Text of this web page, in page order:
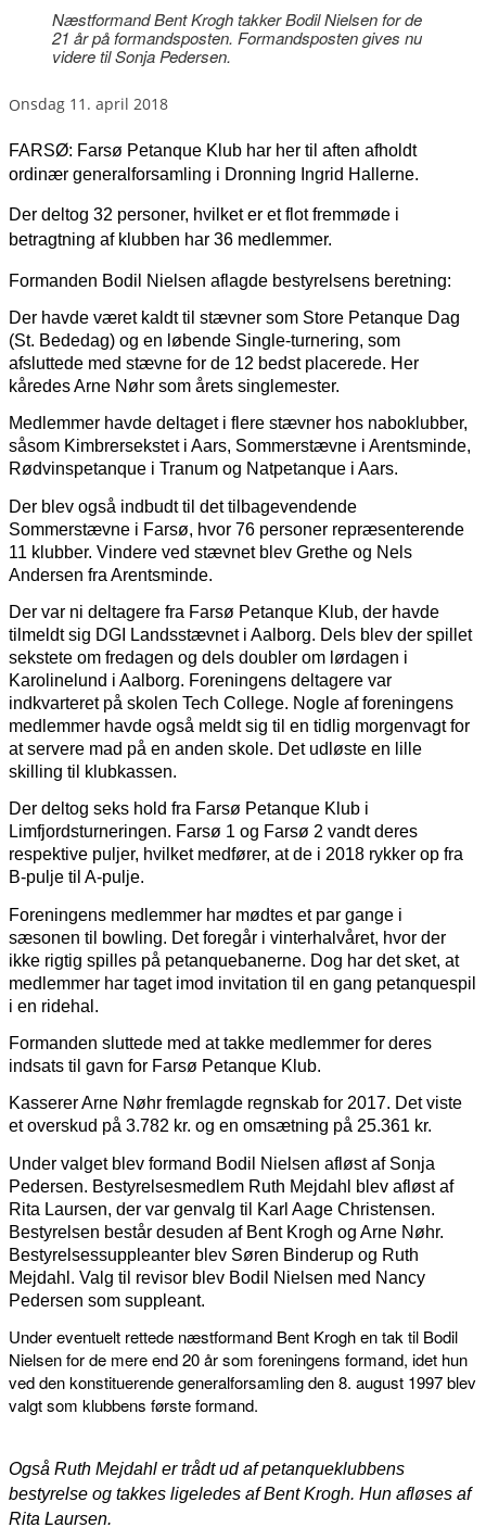
Næstformand Bent Krogh takker Bodil Nielsen for de
21 år på formandsposten. Formandsposten gives nu
videre til Sonja Pedersen.
onsdag 11. april 2018
FARSØ: Farsø Petanque Klub har her til aften afholdt
ordinær generalforsamling i Dronning Ingrid Hallerne.
Der deltog 32 personer, hvilket er et flot fremmøde i
betragtning af klubben har 36 medlemmer.
Formanden Bodil Nielsen aflagde bestyrelsens beretning:
Der havde været kaldt til stævner som Store Petanque Dag
(St. Bededag) og en løbende Single-turnering, som
afsluttede med stævne for de 12 bedst placerede. Her
kåredes Arne Nøhr som årets singlemester.
Medlemmer havde deltaget i flere stævner hos naboklubber,
såsom Kimbrersekstet i Aars, Sommerstævne i Arentsminde,
Rødvinspetanque i Tranum og Natpetanque i Aars.
Der blev også indbudt til det tilbagevendende
Sommerstævne i Farsø, hvor 76 personer repræsenterende
11 klubber. Vindere ved stævnet blev Grethe og Nels
Andersen fra Arentsminde.
Der var ni deltagere fra Farsø Petanque Klub, der havde
tilmeldt sig DGI Landsstævnet i Aalborg. Dels blev der spillet
sekstete om fredagen og dels doubler om lørdagen i
Karolinelund i Aalborg. Foreningens deltagere var
indkvarteret på skolen Tech College. Nogle af foreningens
medlemmer havde også meldt sig til en tidlig morgenvagt for
at servere mad på en anden skole. Det udløste en lille
skilling til klubkassen.
Der deltog seks hold fra Farsø Petanque Klub i
Limfjordsturneringen. Farsø 1 og Farsø 2 vandt deres
respektive puljer, hvilket medfører, at de i 2018 rykker op fra
B-pulje til A-pulje.
Foreningens medlemmer har mødtes et par gange i
sæsonen til bowling. Det foregår i vinterhalvåret, hvor der
ikke rigtig spilles på petanquebanerne. Dog har det sket, at
medlemmer har taget imod invitation til en gang petanquespil
i en ridehal.
Formanden sluttede med at takke medlemmer for deres
indsats til gavn for Farsø Petanque Klub.
Kasserer Arne Nøhr fremlagde regnskab for 2017. Det viste
et overskud på 3.782 kr. og en omsætning på 25.361 kr.
Under valget blev formand Bodil Nielsen afløst af Sonja
Pedersen. Bestyrelsesmedlem Ruth Mejdahl blev afløst af
Rita Laursen, der var genvalg til Karl Aage Christensen.
Bestyrelsen består desuden af Bent Krogh og Arne Nøhr.
Bestyrelsessuppleanter blev Søren Binderup og Ruth
Mejdahl. Valg til revisor blev Bodil Nielsen med Nancy
Pedersen som suppleant.
Under eventuelt rettede næstformand Bent Krogh en tak til Bodil
Nielsen for de mere end 20 år som foreningens formand, idet hun
ved den konstituerende generalforsamling den 8. august 1997 blev
valgt som klubbens første formand.
Også Ruth Mejdahl er trådt ud af petanqueklubbens
bestyrelse og takkes ligeledes af Bent Krogh. Hun afløses af
Rita Laursen.